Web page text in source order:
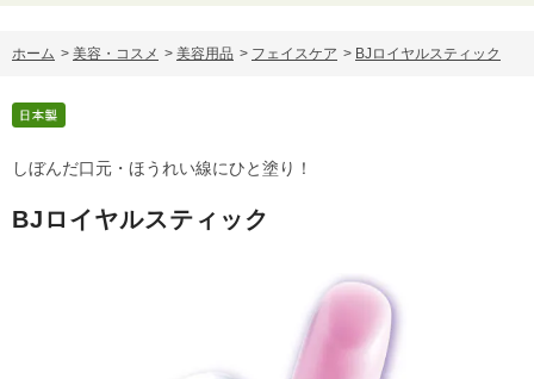
ホーム > 美容・コスメ > 美容用品 > フェイスケア > BJロイヤルスティック
しぼんだ口元・ほうれい線にひと塗り！
BJロイヤルスティック